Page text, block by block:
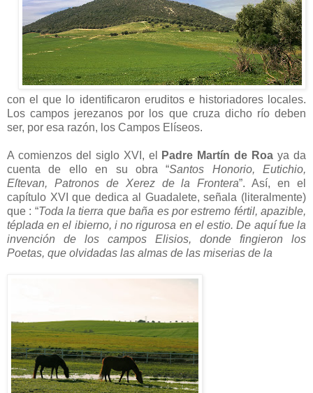
con el que lo identificaron eruditos e historiadores locales.
Los campos jerezanos por los que cruza dicho río deben
ser, por esa razón, los Campos Elíseos.
A comienzos del siglo XVI, el Padre Martín de Roa ya da
cuenta de ello en su obra “Santos Honorio, Eutichio,
Eſtevan, Patronos de Xerez de la Frontera”. Así, en el
capítulo XVI que dedica al Guadalete, señala (literalmente)
que : “Toda la tierra que baña es por estremo fértil, apazible,
téplada en el ibierno, i no rigurosa en el estio. De aquí fue la
invención de los campos Elisios, donde fingieron los
Poetas, que olvidadas las almas de las miserias de la